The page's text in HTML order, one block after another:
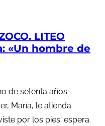
LITEO
«Un hombre de
de setenta años
María, le atienda
por los pies' espera.